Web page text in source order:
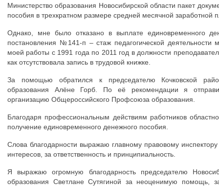
Министерство образования Новосибирской области пакет
пособия в трехкратном размере средней месячной заработной
Однако, мне было отказано в выплате единовременного
постановления №141-п – стаж педагогической
моей работы с 1991 года по 2011 год в должности
как отсутствовала запись в трудовой книжке.
За помощью обратился к председателю Кочковской
образования Алёне Горб. По её рекомендации я
организацию Общероссийского Профсоюза образования.
Благодаря профессиональным действиям работников
получение единовременного денежного пособия.
Слова благодарности выражаю главному правовому
интересов, за ответственность и принципиальность.
Я выражаю огромную благодарность председателю
образования Светлане Сутягиной за неоценимую помощь,